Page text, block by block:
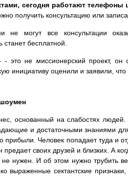
сегодня работают телефоны
получить консультацию или
не могут все консультации
бесплатной.
это не миссионерский проект, он
инициативу оценили и заявили,
основанный на слабостях
и достаточными знаниями
Человек попадает туда и
своих друзей и близких. А
нужен. И об этом нужно трубить
выраженные сектантские